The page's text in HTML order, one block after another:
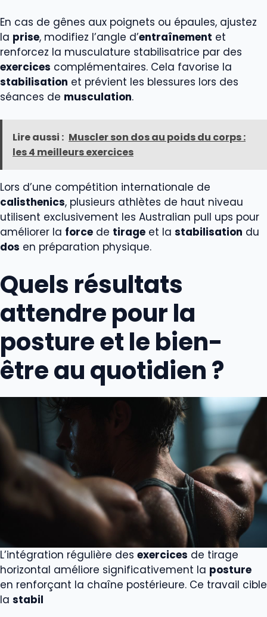
En cas de gênes aux poignets ou épaules, ajustez
la prise, modifiez l’angle d’entraînement et
renforcez la musculature stabilisatrice par des
exercices complémentaires. Cela favorise la
stabilisation et prévient les blessures lors des
séances de musculation.
Lire aussi : Muscler son dos au poids du corps :
les 4 meilleurs exercices
Lors d’une compétition internationale de
calisthenics, plusieurs athlètes de haut niveau
utilisent exclusivement les Australian pull ups pour
améliorer la force de tirage et la stabilisation du
dos en préparation physique.
Quels résultats
attendre pour la
posture et le bien-
être au quotidien ?
L’intégration régulière des exercices de tirage
horizontal améliore significativement la posture
en renforçant la chaîne postérieure. Ce travail cible
la stabil